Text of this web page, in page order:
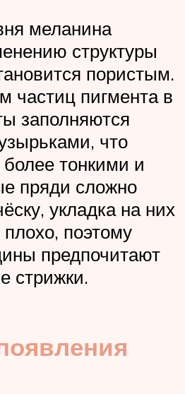
меланина
структуры
пористым.
частиц пигмента в
заполняются
что
тонкими и
пряди сложно
укладка на них
поэтому
предпочитают
стрижки.